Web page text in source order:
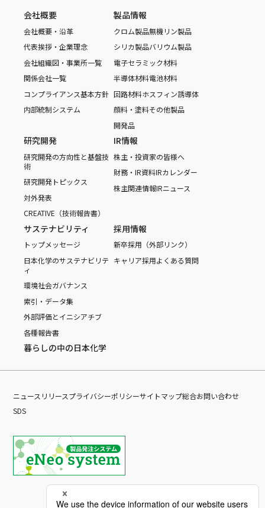
会社概要
会社概要・沿革
代表挨拶・企業理念
会社組織図・事業所一覧
関係会社一覧
コンプライアンス基本方針
内部統制システム
製品情報
クロム製品無機リン製品
シリカ製品バリウム製品
電子セラミック材料
半導体材料電池材料
回路材料ホスフィン誘導体
顔料・塗料その他製品
開発品
研究開発
研究開発の方向性と基盤技
術
研究開発トピックス
対外発表
CREATIVE（技術報告書）
IR情報
株主・投資家の皆様へ
財務・IR資料IRカレンダー
株主関連情報IRニュース
サステナビリティ
トップメッセージ
日本化学のサステナビリテ
ィ
環境社会ガバナンス
索引・データ集
外部評価とイニシアチブ
各種報告書
採用情報
新卒採用（外部リンク）
キャリア採用よくある質問
暮らしの中の日本化学
ニュースリリースプライバシーポリシーサイトマップ総合お問い合わせ
SDS